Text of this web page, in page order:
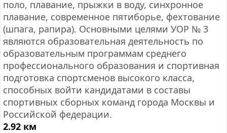
поло, плавание, прыжки в воду, синхронное
плавание, современное пятиборье, фехтование
(шпага, рапира). Основными целями УОР № 3
являются образовательная деятельность по
образовательным программам среднего
профессионального образования и спортивная
подготовка спортсменов высокого класса,
способных войти кандидатами в составы
спортивных сборных команд города Москвы и
Российской федерации.
2.92 км